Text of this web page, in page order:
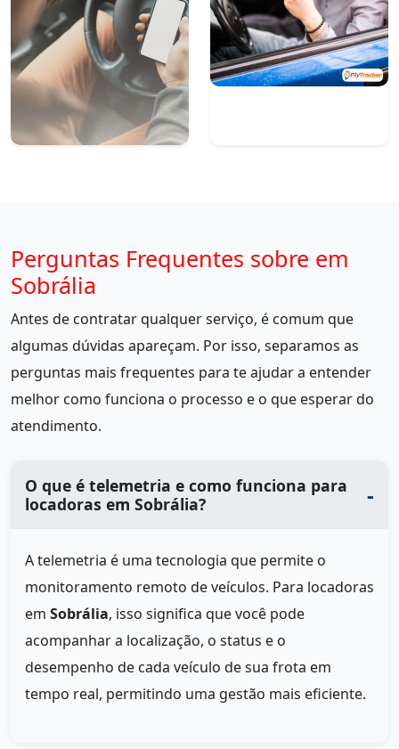
Perguntas Frequentes sobre em
Sobrália
Antes de contratar qualquer serviço, é comum que
algumas dúvidas apareçam. Por isso, separamos as
perguntas mais frequentes para te ajudar a entender
melhor como funciona o processo e o que esperar do
atendimento.
O que é telemetria e como funciona para
locadoras em Sobrália?
A telemetria é uma tecnologia que permite o
monitoramento remoto de veículos. Para locadoras
em Sobrália, isso significa que você pode
acompanhar a localização, o status e o
desempenho de cada veículo de sua frota em
tempo real, permitindo uma gestão mais eficiente.